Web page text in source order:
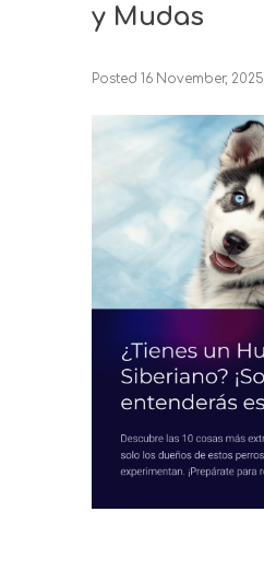
y Mudas
Posted 16 November, 2025